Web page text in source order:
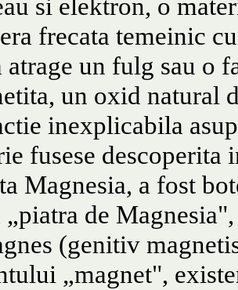
frecata temeinic
atrage un fulg sau o
un oxid natural
inexplicabila
fusese
Magnesia, a fost
„piatra de
(genitiv
„magnet",